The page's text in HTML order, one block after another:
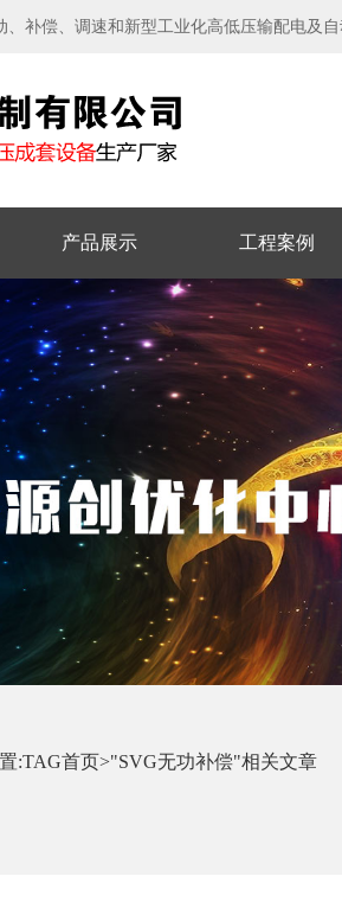
补偿、调速和新型工业化高低压输配电及自
产品展示 工程案例
:TAG首页>"SVG无功补偿"相关文章